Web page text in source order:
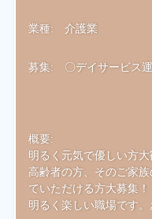
業種: 介護業
募集: 〇デイサービス
概要:
明るく元気で優しい方大
高齢者の方、そのご家
ていただける方大募集！
明るく楽しい職場です。